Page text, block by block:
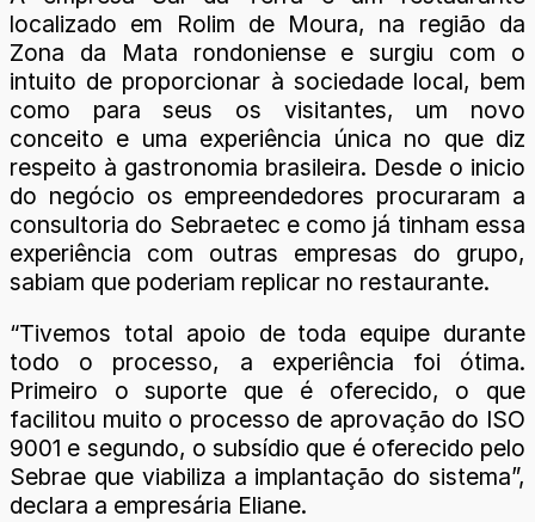
localizado em Rolim de Moura, na região da
Zona da Mata rondoniense e surgiu com o
intuito de proporcionar à sociedade local, bem
como para seus os visitantes, um novo
conceito e uma experiência única no que diz
respeito à gastronomia brasileira. Desde o inicio
do negócio os empreendedores procuraram a
consultoria do Sebraetec e como já tinham essa
experiência com outras empresas do grupo,
sabiam que poderiam replicar no restaurante.
“Tivemos total apoio de toda equipe durante
todo o processo, a experiência foi ótima.
Primeiro o suporte que é oferecido, o que
facilitou muito o processo de aprovação do ISO
9001 e segundo, o subsídio que é oferecido pelo
Sebrae que viabiliza a implantação do sistema”,
declara a empresária Eliane.